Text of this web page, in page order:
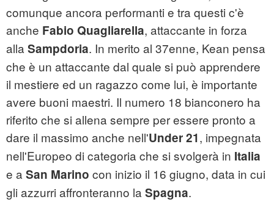
comunque ancora performanti e tra questi c'è
anche Fabio Quagliarella, attaccante in forza
alla Sampdoria. In merito al 37enne, Kean pensa
che è un attaccante dal quale si può apprendere
il mestiere ed un ragazzo come lui, è importante
avere buoni maestri. Il numero 18 bianconero ha
riferito che si allena sempre per essere pronto a
dare il massimo anche nell'Under 21, impegnata
nell'Europeo di categoria che si svolgerà in Italia
e a San Marino con inizio il 16 giugno, data in cui
gli azzurri affronteranno la Spagna.